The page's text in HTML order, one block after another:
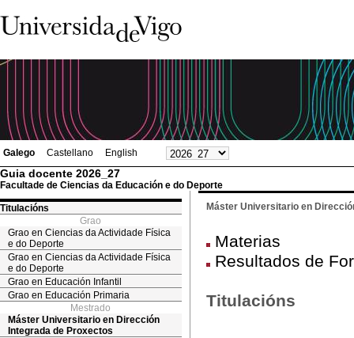
Galego Castellano English
Guia docente 2026_27
Facultade de Ciencias da Educación e do Deporte
Titulacións
Grao
Grao en Ciencias da Actividade Física
e do Deporte
Grao en Ciencias da Actividade Física
e do Deporte
Grao en Educación Infantil
Grao en Educación Primaria
Mestrado
Máster Universitario en Dirección
Integrada de Proxectos
Máster Universitario en
Materias
Resultados de
Titulacións